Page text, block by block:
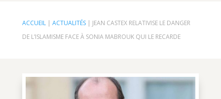
ACCUEIL| ACTUALITÉS| JEAN CASTEX RELATIVISE LE DANGER
DE L’ISLAMISME FACE À SONIA MABROUK QUI LE RECARDE